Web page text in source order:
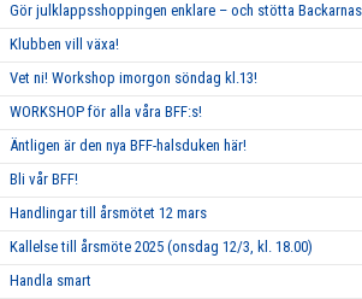
Gör julklappsshoppingen enklare – och stötta Backarnas
Klubben vill växa!
Vet ni! Workshop imorgon söndag kl.13!
WORKSHOP för alla våra BFF:s!
Äntligen är den nya BFF-halsduken här!
Bli vår BFF!
Handlingar till årsmötet 12 mars
Kallelse till årsmöte 2025 (onsdag 12/3, kl. 18.00)
Handla smart